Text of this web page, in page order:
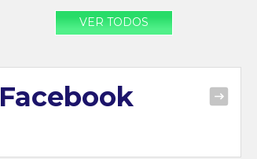
VER TODOS
Facebook